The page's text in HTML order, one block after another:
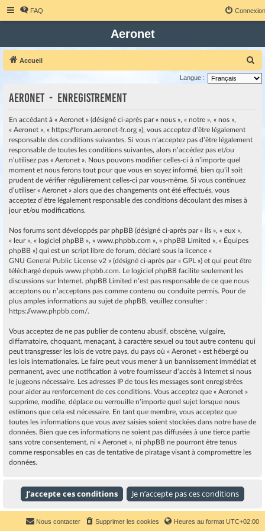
FAQ Connexion
Aeronet
Accueil
e
Langue :
Aeronet - Enregistrement
En accédant à « Aeronet » (désigné ci-après par « nous », « notre », « nos »,
« Aeronet », « https://forum.aeronet-fr.org »), vous acceptez d’être légalement
responsable des conditions suivantes. Si vous n’acceptez pas d’être légalement
responsable de toutes les conditions suivantes, alors n’accédez pas et/ou
n’utilisez pas « Aeronet ». Nous pouvons modifier celles-ci à n’importe quel
moment et nous ferons tout pour que vous en soyez informé, bien qu’il soit
prudent de vérifier régulièrement celles-ci par vous-même. Si vous continuez
d’utiliser « Aeronet » alors que des changements ont été effectués, vous
acceptez d’être légalement responsable des conditions découlant des mises à
jour et/ou modifications.
Nos forums sont développés par phpBB (désigné ci-après par « ils », « eux »,
« leur », « logiciel phpBB », « www.phpbb.com », « phpBB Limited », « Équipes
phpBB ») qui est un script libre de forum, déclaré sous la licence «
GNU General Public License v2 » (désigné ci-après par « GPL ») et qui peut être
téléchargé depuis www.phpbb.com. Le logiciel phpBB facilite seulement les
discussions sur Internet. phpBB Limited n’est pas responsable de ce que nous
acceptons ou n’acceptons pas comme contenu ou conduite permis. Pour de
plus amples informations au sujet de phpBB, veuillez consulter :
https://www.phpbb.com/.
Vous acceptez de ne pas publier de contenu abusif, obscène, vulgaire,
diffamatoire, choquant, menaçant, à caractère sexuel ou tout autre contenu qui
peut transgresser les lois de votre pays, du pays où « Aeronet » est hébergé ou
les lois internationales. Le faire peut vous mener à un bannissement immédiat et
permanent, avec une notification à votre fournisseur d’accès à Internet si nous
le jugeons nécessaire. Les adresses IP de tous les messages sont enregistrées
pour aider au renforcement de ces conditions. Vous acceptez que « Aeronet »
supprime, modifie, déplace ou verrouille n’importe quel sujet lorsque nous
estimons que cela est nécessaire. En tant que membre, vous acceptez que
toutes les informations que vous avez saisies soient stockées dans notre base de
données. Bien que ces informations ne soient pas diffusées à une tierce partie
sans votre consentement, ni « Aeronet », ni phpBB ne pourront être tenus
comme responsables en cas de tentative de piratage visant à compromettre les
données.
Heures au format UTC+02:00
Supprimer les cookies
Nous contacter